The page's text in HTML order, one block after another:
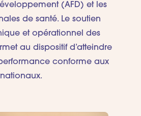
(AFD) et les
de santé. Le soutien
et opérationnel des
au dispositif d’atteindre
conforme aux